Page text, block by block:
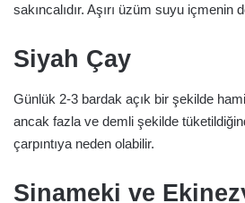
sakıncalıdır. Aşırı üzüm suyu içmenin
Siyah Çay
Günlük 2-3 bardak açık bir şekilde
ancak fazla ve demli şekilde
çarpıntıya neden olabilir.
Sinameki ve